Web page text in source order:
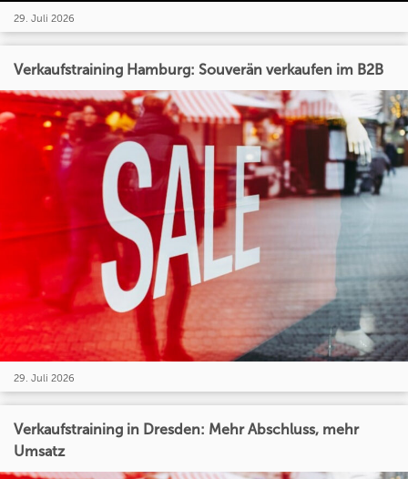
29. Juli 2026
Verkaufstraining Hamburg: Souverän verkaufen im B2B
29. Juli 2026
Verkaufstraining in Dresden: Mehr Abschluss, mehr
Umsatz